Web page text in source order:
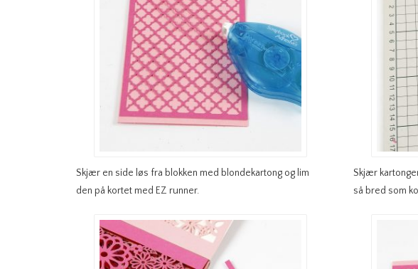
Skjær en side løs fra blokken med blondekartong og lim
den på kortet med EZ runner.
Skjær
så bred som